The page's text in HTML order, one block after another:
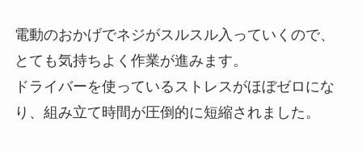
電動のおかげでネジがスルスル入っていくので、
とても気持ちよく作業が進みます。
ドライバーを使っているストレスがほぼゼロにな
り、組み立て時間が圧倒的に短縮されました。